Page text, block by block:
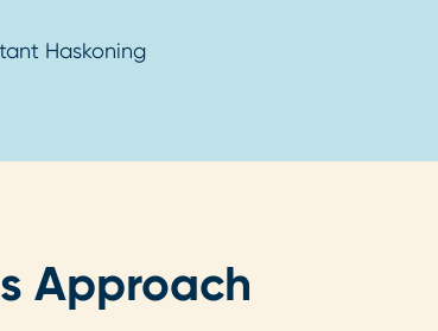
Haskoning
Approach